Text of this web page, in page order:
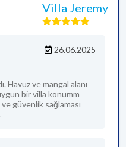
Villa Jeremy
26.06.2025
Havuz ve mangal alanı
bir villa konumm
güvenlik sağlaması